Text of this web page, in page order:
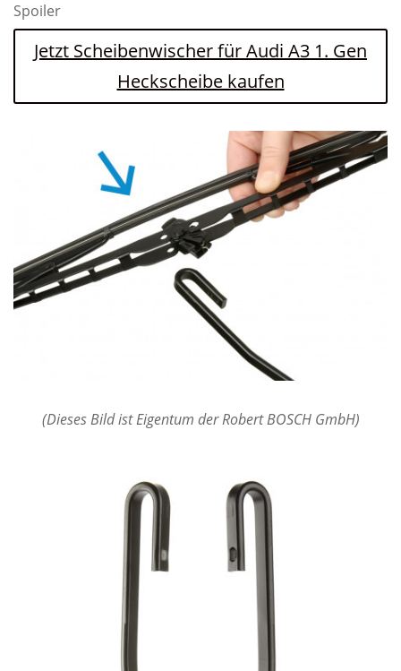
Spoiler
Jetzt Scheibenwischer für Audi A3 1. Gen
Heckscheibe kaufen
(Dieses Bild ist Eigentum der Robert BOSCH GmbH)